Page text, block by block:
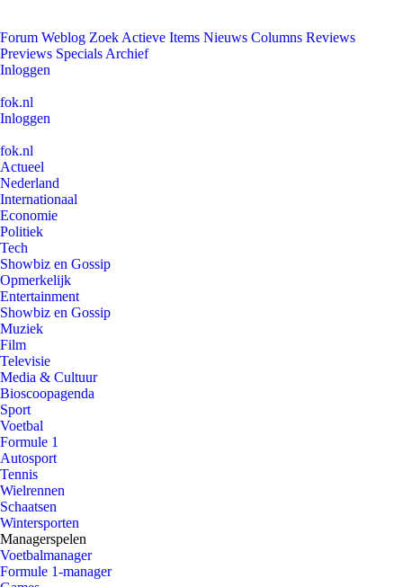
Forum Weblog Zoek Actieve Items Nieuws Columns Reviews
Previews Specials Archief
Inloggen
fok.nl
Inloggen
fok.nl
Actueel
Nederland
Internationaal
Economie
Politiek
Tech
Showbiz en Gossip
Opmerkelijk
Entertainment
Showbiz en Gossip
Muziek
Film
Televisie
Media & Cultuur
Bioscoopagenda
Sport
Voetbal
Formule 1
Autosport
Tennis
Wielrennen
Schaatsen
Wintersporten
Managerspelen
Voetbalmanager
Formule 1-manager